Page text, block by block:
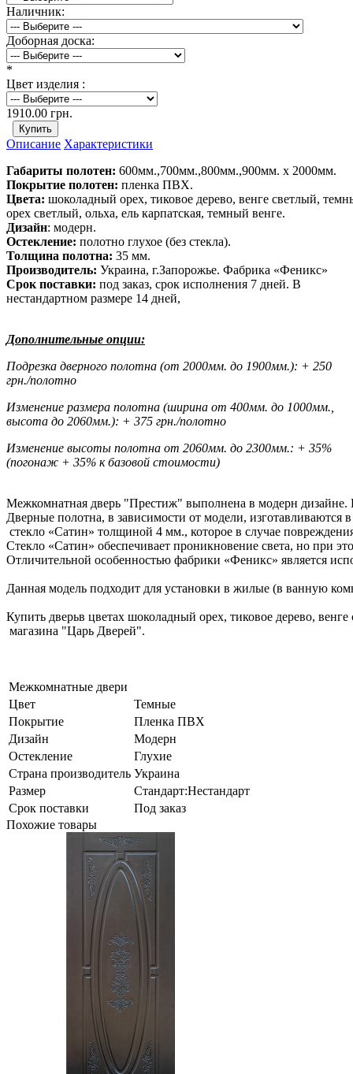
Наличник:
Доборная доска:
*
Цвет изделия :
1910.00 грн.
Описание Характеристики
Габариты полотен: 600мм.,700мм.,800мм.,900мм. х 2000мм.
Покрытие полотен: пленка ПВХ.
Цвета: шоколадный орех, тиковое дерево, венге светлый,
орех светлый, ольха, ель карпатская, темный венге.
Дизайн: модерн.
Остекление: полотно глухое (без стекла).
Толщина полотна: 35 мм.
Производитель: Украина, г.Запорожье. Фабрика «Феникс»
Срок поставки: под заказ, срок исполнения 7 дней. В
нестандартном размере 14 дней,
Дополнительные опции:
Подрезка дверного полотна (от 2000мм. до 1900мм.): + 250
грн./полотно
Изменение размера полотна (ширина от 400мм. до 1000мм.,
высота до 2060мм.): + 375 грн./полотно
Изменение высоты полотна от 2060мм. до 2300мм.: + 35%
(погонаж + 35% к базовой стоимости)
Межкомнатная дверь "Престиж" выполнена в модерн дизайне.
Дверные полотна, в зависимости от модели, изготавливаются
стекло «Сатин» толщиной 4 мм., которое в случае
Стекло «Сатин» обеспечивает проникновение света, но при
Отличительной особенностью фабрики «Феникс» является
Данная модель подходит для установки в жилые (в ванную
Купить дверьв цветах шоколадный орех, тиковое дерево,
магазина "Царь Дверей".
Межкомнатные двери
Цвет
Темные
Покрытие
Пленка ПВХ
Дизайн
Модерн
Остекление
Глухие
Страна производитель Украина
Размер
Стандарт:Нестандарт
Срок поставки
Под заказ
Похожие товары